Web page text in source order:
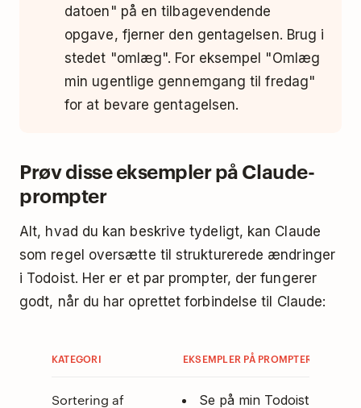
datoen" på en tilbagevendende
opgave, fjerner den gentagelsen. Brug i
stedet "omlæg". For eksempel "Omlæg
min ugentlige gennemgang til fredag"
for at bevare gentagelsen.
Prøv disse eksempler på Claude-
prompter
Alt, hvad du kan beskrive tydeligt, kan Claude
som regel oversætte til strukturerede ændringer
i Todoist. Her er et par prompter, der fungerer
godt, når du har oprettet forbindelse til Claude:
KATEGORI EKSEMPLER PÅ PROMPTER
Sortering af
Se på min Todoist-